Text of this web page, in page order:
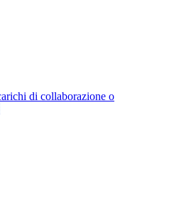
di collaborazione o